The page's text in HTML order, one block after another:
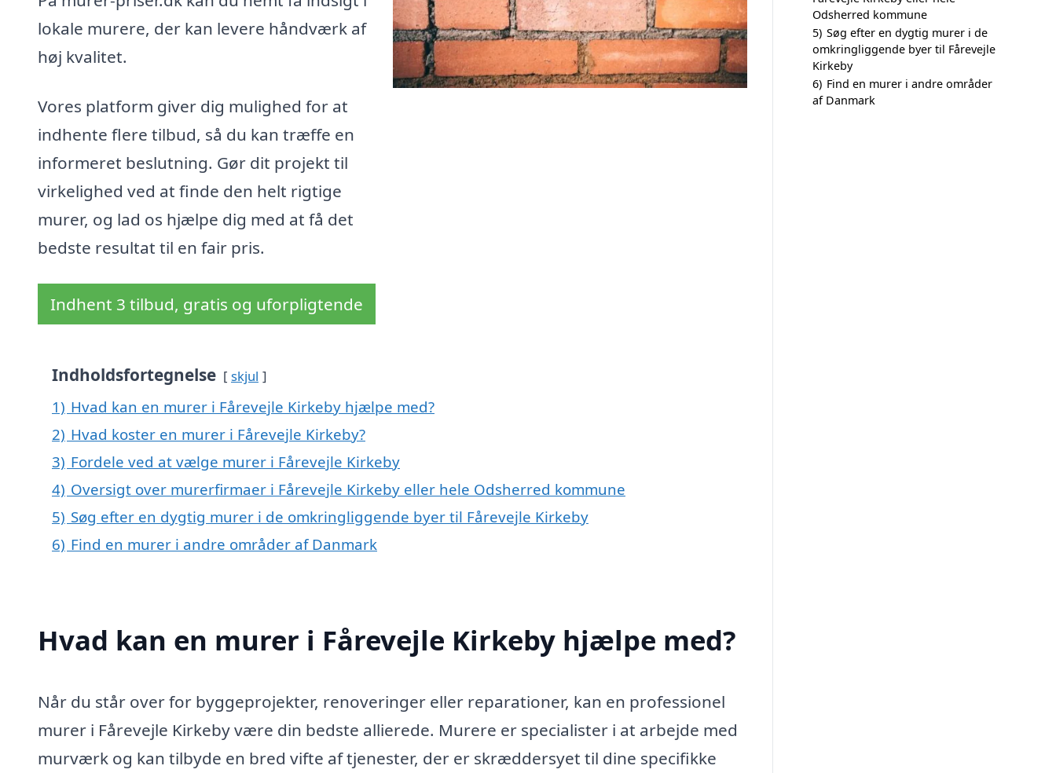
lokale murere, der kan levere håndværk af
høj kvalitet.
Vores platform giver dig mulighed for at
indhente flere tilbud, så du kan træffe en
informeret beslutning. Gør dit projekt til
virkelighed ved at finde den helt rigtige
murer, og lad os hjælpe dig med at få det
bedste resultat til en fair pris.
Indhent 3 tilbud, gratis og uforpligtende
Indholdsfortegnelse skjul
1) Hvad kan en murer i Fårevejle Kirkeby hjælpe med?
2) Hvad koster en murer i Fårevejle Kirkeby?
3) Fordele ved at vælge murer i Fårevejle Kirkeby
4) Oversigt over murerfirmaer i Fårevejle Kirkeby eller hele Odsherred kommune
5) Søg efter en dygtig murer i de omkringliggende byer til Fårevejle Kirkeby
6) Find en murer i andre områder af Danmark
Hvad kan en murer i Fårevejle Kirkeby hjælpe med?
Når du står over for byggeprojekter, renoveringer eller reparationer, kan en professionel
murer i Fårevejle Kirkeby være din bedste allierede. Murere er specialister i at arbejde med
murværk og kan tilbyde en bred vifte af tjenester, der er skræddersyet til dine specifikke
Odsherred kommune
5) Søg efter en dygtig murer i de
omkringliggende byer til Fårevejle
Kirkeby
6) Find en murer i andre områder
af Danmark